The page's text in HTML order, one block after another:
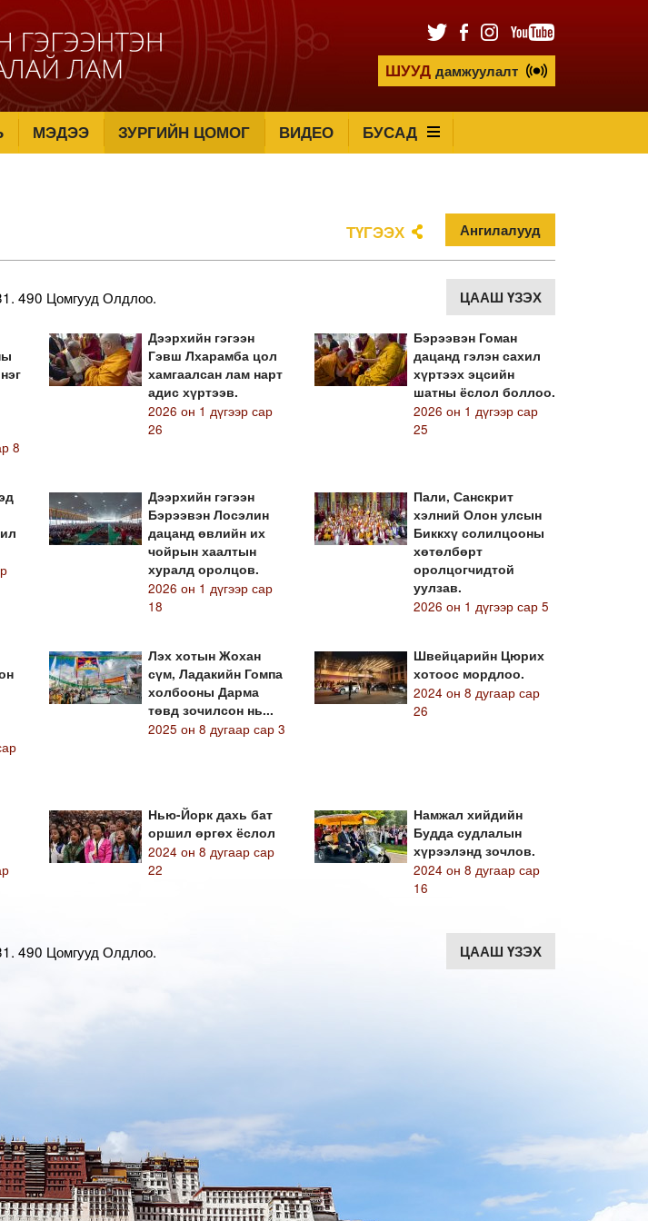
ШУУД дамжуулалт
МЭДЭЭ ЗУРГИЙН ЦОМОГ ВИДЕО БУСАД
ТҮГЭЭХ Ангилалууд
490 Цомгууд Олдлоо. ЦААШ ҮЗЭХ
8
Дээрхийн гэгээн
Гэвш Лхарамба цол
хамгаалсан лам нарт
адис хүртээв.
2026 он 1 дүгээр сар
26
Бэрээвэн Гоман
дацанд гэлэн сахил
хүртээх эцсийн
шатны ёслол боллоо.
2026 он 1 дүгээр сар
25
Дээрхийн гэгээн
Бэрээвэн Лосэлин
дацанд өвлийн их
чойрын хаалтын
хуралд оролцов.
2026 он 1 дүгээр сар
18
Пали, Санскрит
хэлний Олон улсын
Биккхү солилцооны
хөтөлбөрт
оролцогчидтой
уулзав.
2026 он 1 дүгээр сар 5
Лэх хотын Жохан
сүм, Ладакийн Гомпа
холбооны Дарма
төвд зочилсон нь...
2025 он 8 дугаар сар 3
Швейцарийн Цюрих
хотоос мордлоо.
2024 он 8 дугаар сар
26
Нью-Йорк дахь бат
оршил өргөх ёслол
2024 он 8 дугаар сар
22
Намжал хийдийн
Будда судлалын
хүрээлэнд зочлов.
2024 он 8 дугаар сар
16
490 Цомгууд Олдлоо. ЦААШ ҮЗЭХ